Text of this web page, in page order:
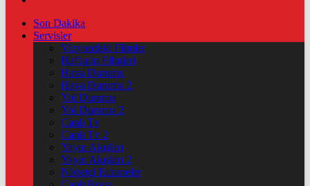
Son Dakika
Servisler
Vizyondaki Filmler
Haftanin Filmleri
Hava Durumu
Hava Durumu 2
Yol Durumu
Yol Durumu 2
Canlı Tv
Canlı Tv 2
Yayın Akışları
Yayın Akışları 2
Nöbetçi Eczaneler